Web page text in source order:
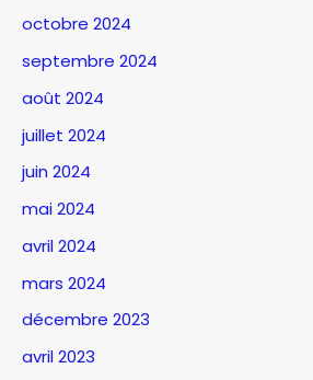
octobre 2024
septembre 2024
août 2024
juillet 2024
juin 2024
mai 2024
avril 2024
mars 2024
décembre 2023
avril 2023